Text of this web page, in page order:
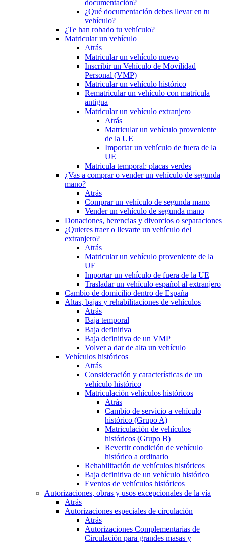
documentación?
¿Qué documentación debes llevar en tu
vehículo?
¿Te han robado tu vehículo?
Matricular un vehículo
Atrás
Matricular un vehículo nuevo
Inscribir un Vehículo de Movilidad
Personal (VMP)
Matricular un vehículo histórico
Rematricular un vehículo con matrícula
antigua
Matricular un vehículo extranjero
Atrás
Matricular un vehículo proveniente
de la UE
Importar un vehículo de fuera de la
UE
Matricula temporal: placas verdes
¿Vas a comprar o vender un vehículo de segunda
mano?
Atrás
Comprar un vehículo de segunda mano
Vender un vehículo de segunda mano
Donaciones, herencias y divorcios o separaciones
¿Quieres traer o llevarte un vehículo del
extranjero?
Atrás
Matricular un vehículo proveniente de la
UE
Importar un vehículo de fuera de la UE
Trasladar un vehículo español al extranjero
Cambio de domicilio dentro de España
Altas, bajas y rehabilitaciones de vehículos
Atrás
Baja temporal
Baja definitiva
Baja definitiva de un VMP
Volver a dar de alta un vehículo
Vehículos históricos
Atrás
Consideración y características de un
vehículo histórico
Matriculación vehículos históricos
Atrás
Cambio de servicio a vehículo
histórico (Grupo A)
Matriculación de vehículos
históricos (Grupo B)
Revertir condición de vehículo
histórico a ordinario
Rehabilitación de vehículos históricos
Baja definitiva de un vehículo histórico
Eventos de vehículos históricos
Autorizaciones, obras y usos excepcionales de la vía
Atrás
Autorizaciones especiales de circulación
Atrás
Autorizaciones Complementarias de
Circulación para grandes masas y